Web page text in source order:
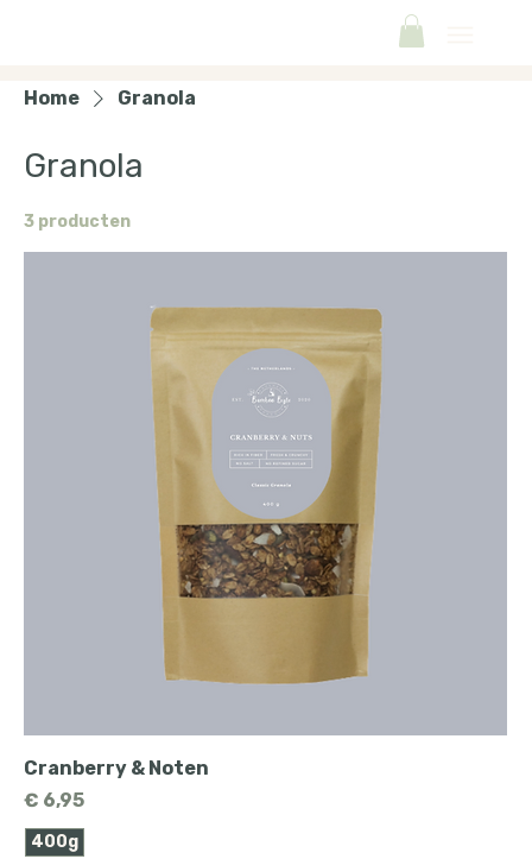
Home Granola
Granola
3 producten
Cranberry & Noten
Prijs
€ 6,95
400g